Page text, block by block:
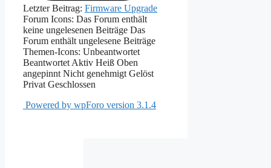
Letzter Beitrag: Firmware Upgrade
Forum Icons: Das Forum enthält
keine ungelesenen Beiträge Das
Forum enthält ungelesene Beiträge
Themen-Icons: Unbeantwortet
Beantwortet Aktiv Heiß Oben
angepinnt Nicht genehmigt Gelöst
Privat Geschlossen
Powered by wpForo version 3.1.4